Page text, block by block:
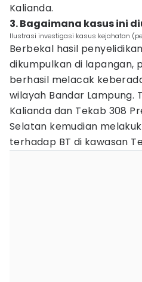
Kalianda.
3. Bagaimana kasus ini
Ilustrasi investigasi kasus kejahatan
Berbekal hasil
dikumpulkan di lapangan,
berhasil melacak
wilayah Bandar Lampung.
Kalianda dan Tekab 308
Selatan kemudian
terhadap BT di kawasan